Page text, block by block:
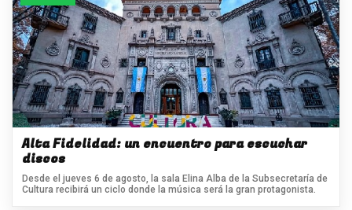
Alta Fidelidad: un encuentro para escuchar
discos
Desde el jueves 6 de agosto, la sala Elina Alba de la Subsecretaría de
Cultura recibirá un ciclo donde la música será la gran protagonista.